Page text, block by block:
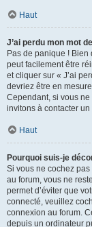
Haut
J’ai perdu mon mot
Pas de panique ! Bien
peut facilement être
et cliquer sur « J’ai
devriez être en
Cependant, si vous
invitons à contacter
Haut
Pourquoi suis-je
Si vous ne cochez
au forum, vous ne
permet d’éviter que
connecté, veuillez
connexion au forum.
depuis un ordinateur